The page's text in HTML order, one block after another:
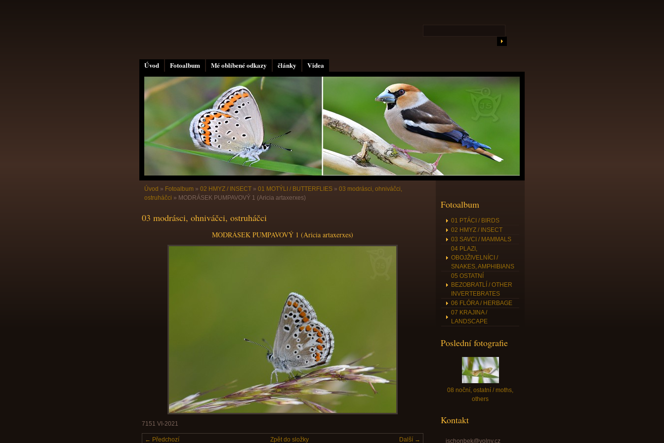
Úvod Fotoalbum Mé oblíbené odkazy články Videa
Úvod » Fotoalbum » 02 HMYZ / INSECT » 01 MOTÝLI / BUTTERFLIES » 03 modrásci, ohniváčci,
ostruháčci » MODRÁSEK PUMPAVOVÝ 1 (Aricia artaxerxes)
03 modrásci, ohniváčci, ostruháčci
MODRÁSEK PUMPAVOVÝ 1 (Aricia artaxerxes)
7151 VI-2021
← Předchozí Další →
Zpět do složky
Fotoalbum
01 PTÁCI / BIRDS
02 HMYZ / INSECT
03 SAVCI / MAMMALS
04 PLAZI,
OBOJŽIVELNÍCI /
SNAKES, AMPHIBIANS
05 OSTATNÍ
BEZOBRATLÍ / OTHER
INVERTEBRATES
06 FLÓRA / HERBAGE
07 KRAJINA /
LANDSCAPE
Poslední fotografie
08 noční, ostatní / moths,
others
Kontakt
jschonbek@volny.cz